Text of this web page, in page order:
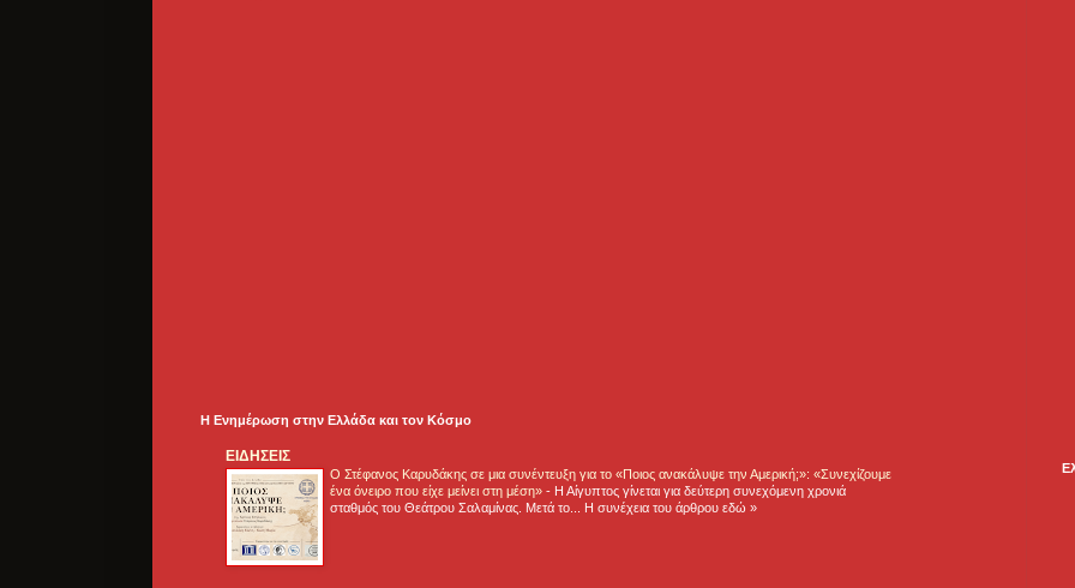
Η Ενημέρωση στην Ελλάδα και τoν Κόσμο
ΕΙΔΗΣΕΙΣ
Ο Στέφανος Καρυδάκης σε μια συνέντευξη για το «Ποιος ανακάλυψε την Αμερική;»: «Συνεχίζουμε
ένα όνειρο που είχε μείνει στη μέση» - Η Αίγυπτος γίνεται για δεύτερη συνεχόμενη χρονιά
σταθμός του Θεάτρου Σαλαμίνας. Μετά το... Η συνέχεια του άρθρου εδώ »